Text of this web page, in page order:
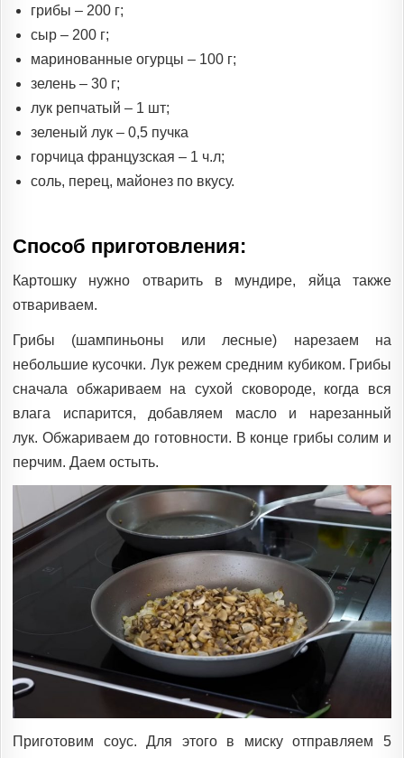
грибы – 200 г;
сыр – 200 г;
маринованные огурцы – 100 г;
зелень – 30 г;
лук репчатый – 1 шт;
зеленый лук – 0,5 пучка
горчица французская – 1 ч.л;
соль, перец, майонез по вкусу.
Способ приготовления:
Картошку нужно отварить в мундире, яйца также
отвариваем.
Грибы (шампиньоны или лесные) нарезаем на
небольшие кусочки. Лук режем средним кубиком. Грибы
сначала обжариваем на сухой сковороде, когда вся
влага испарится, добавляем масло и нарезанный
лук. Обжариваем до готовности. В конце грибы солим и
перчим. Даем остыть.
Приготовим соус. Для этого в миску отправляем 5